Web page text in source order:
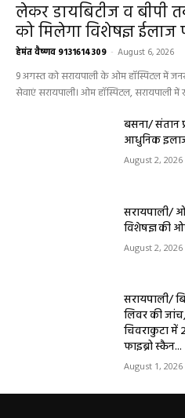
लेकर डायबिटीज व बीपी
को मिलेगा विशेषज्ञ ईलाज
हेमंत वैष्णव 9131614309 - August 6, 2026
9 अगस्त को सरायपाली के ओम हॉस्पिटल में
सेवाएं सरायपाली। ओम हॉस्पिटल, सरायपाली में
बसना/ संतान
आधुनिक
August 2, 2026
सरायपाली/
विशेषज्ञ की
August 2, 2026
सरायपाली/
लिवर की
चिवराकुटा में
फाइब्रो स्कैन...
August 1, 2026